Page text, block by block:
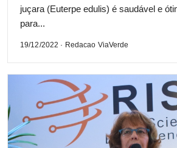
juçara (Euterpe edulis) é saudável e
para...
19/12/2022 · Redacao ViaVerde